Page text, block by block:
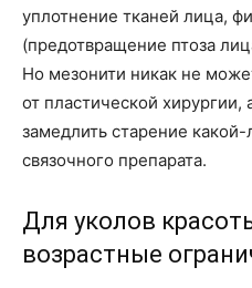
уплотнение тканей лица,
(предотвращение птоза
Но мезонити никак не
от пластической
замедлить старение
связочного препарата.
Для уколов
возрастные